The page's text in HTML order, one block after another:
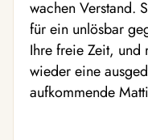
wachen Verstand.
für ein unlösbar
Ihre freie Zeit, und
wieder eine
aufkommende